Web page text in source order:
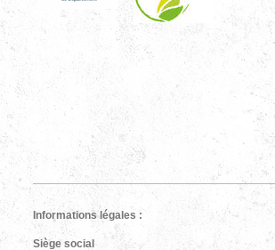
Informations légales :
Siège social